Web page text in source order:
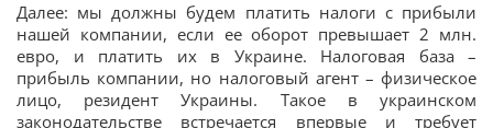
Далее: мы должны будем платить налоги с прибыли
нашей компании, если ее оборот превышает 2 млн.
евро, и платить их в Украине. Налоговая база –
прибыль компании, но налоговый агент – физическое
лицо, резидент Украины. Такое в украинском
законодательстве встречается впервые и требует